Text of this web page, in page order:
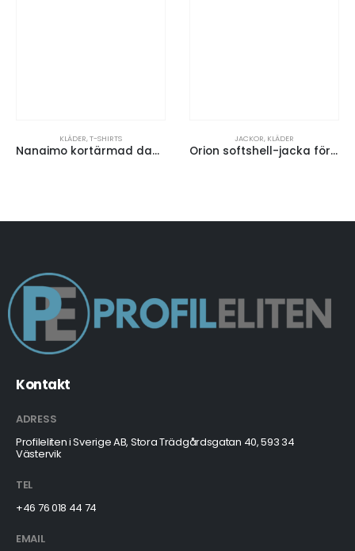
KLÄDER,T-SHIRTS
Nanaimo kortärmad damtröja
JACKOR, KLÄDER
Orion softshell-jacka för män
Kontakt
ADRESS
Profileliten i Sverige AB, Stora Trädgårdsgatan 40, 593 34
Västervik
TEL
+46 76 018 44 74
EMAIL